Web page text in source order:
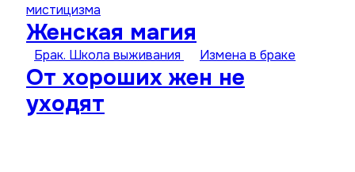
мистицизма
Женская магия
Брак. Школа выживания Измена в браке
От хороших жен не
уходят